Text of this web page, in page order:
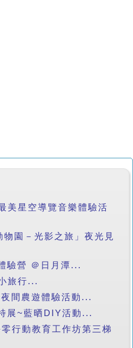
美星空導覽音樂體驗活
園－光影之旅」夜光見
驗營 ＠日月潭...
旅行...
間農遊體驗活動...
展~藍晒DIY活動...
行動教育工作坊第三梯